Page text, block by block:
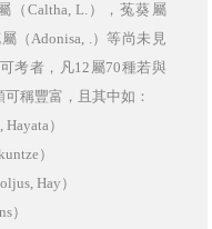
（Caltha, L. ），菟葵屬
（Adonisa, .）等尚未見
考者，凡12 屬70種若與
稱豐富，且其中如：
Hayata）
）
Hay ）
）